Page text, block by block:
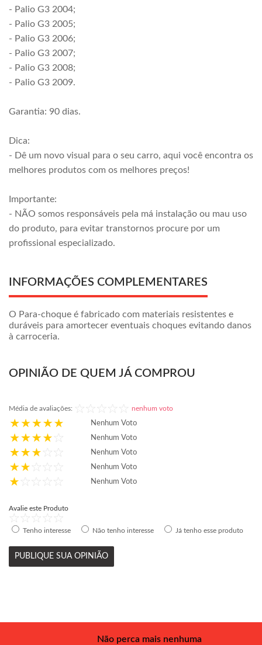
- Palio G3 2004;
- Palio G3 2005;
- Palio G3 2006;
- Palio G3 2007;
- Palio G3 2008;
- Palio G3 2009.
Garantia: 90 dias.
Dica:
- Dê um novo visual para o seu carro, aqui você encontra os
melhores produtos com os melhores preços!
Importante:
- NÃO somos responsáveis pela má instalação ou mau uso
do produto, para evitar transtornos procure por um
profissional especializado.
INFORMAÇÕES COMPLEMENTARES
O Para-choque é fabricado com materiais resistentes e
duráveis para amortecer eventuais choques evitando danos
à carroceria.
OPINIÃO DE QUEM JÁ COMPROU
Média de avaliações: nenhum voto
Nenhum Voto
Nenhum Voto
Nenhum Voto
Nenhum Voto
Nenhum Voto
Avalie este Produto
Tenho interesse Não tenho interesse Já tenho esse produto
PUBLIQUE SUA OPINIÃO
Não perca mais nenhuma